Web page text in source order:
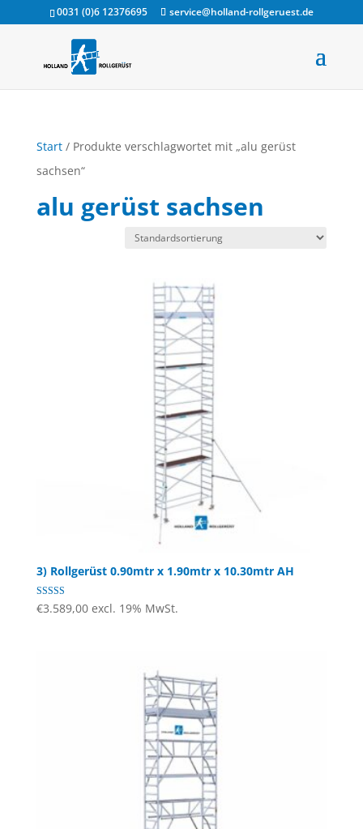
0031 (0)6 12376695 service@holland-rollgeruest.de
Start/ Produkte verschlagwortet mit „alu gerüst
sachsen“
alu gerüst sachsen
3) Rollgerüst 0.90mtr x 1.90mtr x 10.30mtr AH
Bewertet mit
4.63
€3.589,00 excl. 19% MwSt.